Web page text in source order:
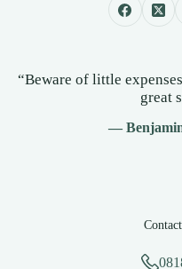
“Beware of little
great
—